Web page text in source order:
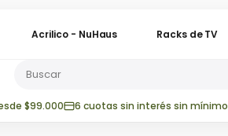
Acrilico - NuHaus Racks de TV
$99.000 6 cuotas sin interés sin mínimo